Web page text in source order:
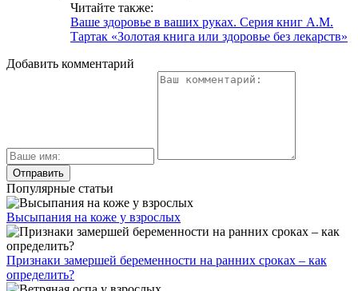
Читайте также:
Ваше здоровье в ваших руках. Серия книг А.М.
Тартак «Золотая книга или здоровье без лекарств»
Добавить комментарий
Популярные статьи
Высыпания на коже у взрослых
Признаки замершей беременности на ранних сроках – как
определить?